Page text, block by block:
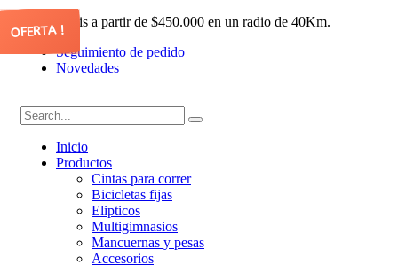
Envío gratis a partir de $450.000 en un radio de 40Km.
Seguimiento de pedido
Novedades
Inicio
Productos
Cintas para correr
Bicicletas fijas
Elipticos
Multigimnasios
Mancuernas y pesas
Accesorios
OFERTA !
OFERTA !
OFERTA !
OFERTA !